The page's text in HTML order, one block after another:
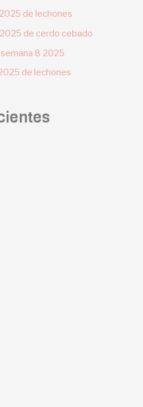
de lechones
de cerdo cebado
8 2025
de lechones